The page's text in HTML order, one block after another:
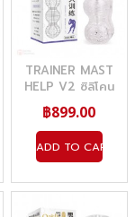
TRAINER MAST
HELP V2 ซิลิโคน
แห่งความสุขแบบใส
นุ่ม
฿899.00
ADD TO CART